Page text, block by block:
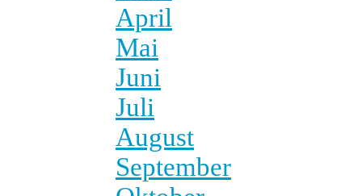
April
Mai
Juni
Juli
August
September